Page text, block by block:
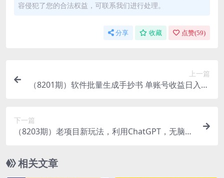
容侵犯了您的合法权益，可联系我们进行处理。
分享 收藏 点赞(59)
上一篇
（8201期）软件批量生成手抄书 单账号收益日入30
下一篇
（8203期）老项目新玩法，利用ChatGPT，无脑复
相关文章